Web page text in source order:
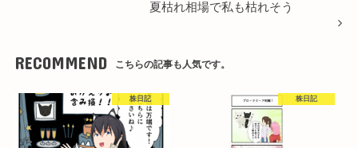
夏枯れ相場で私も枯れそう
RECOMMEND こちらの記事も人気です。
株日記 株日記